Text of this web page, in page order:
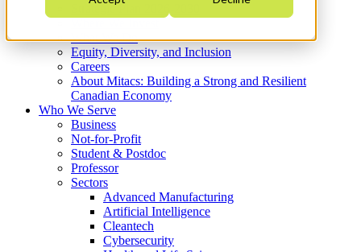
Strategic Plan 2026-2030
What We Do
Equity, Diversity, and Inclusion
Careers
About Mitacs: Building a Strong and Resilient
Canadian Economy
Who We Serve
Business
Not-for-Profit
Student & Postdoc
Professor
Sectors
Advanced Manufacturing
Artificial Intelligence
Cleantech
Cybersecurity